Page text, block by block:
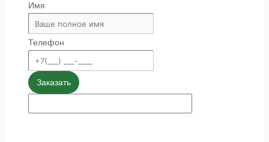
Имя
Телефон
Заказать